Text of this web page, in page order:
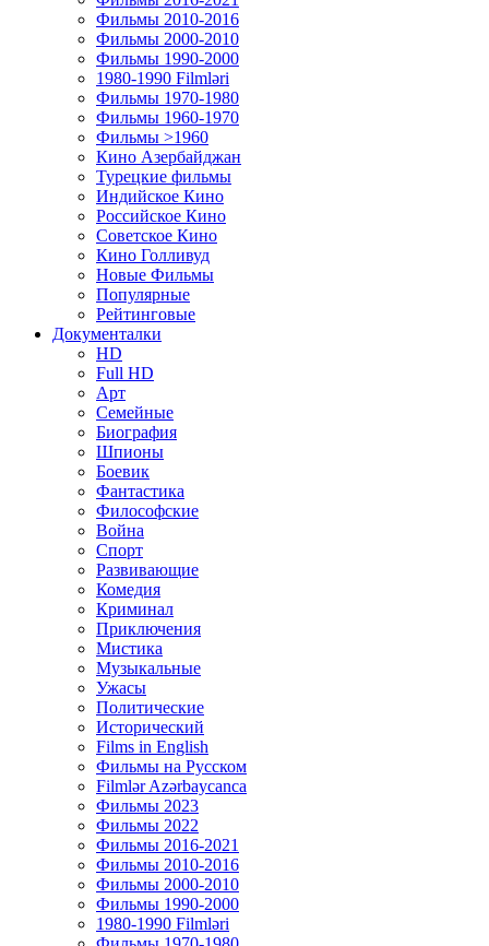
Фильмы 2010-2016
Фильмы 2000-2010
Фильмы 1990-2000
1980-1990 Filmləri
Фильмы 1970-1980
Фильмы 1960-1970
Фильмы >1960
Кино Азербайджан
Турецкие фильмы
Индийское Кино
Российское Кино
Советское Кино
Кино Голливуд
Новые Фильмы
Популярные
Рейтинговые
Документалки
HD
Full HD
Арт
Семейные
Биография
Шпионы
Боевик
Фантастика
Философские
Война
Спорт
Развивающие
Комедия
Криминал
Приключения
Мистика
Музыкальные
Ужасы
Политические
Исторический
Films in English
Фильмы на Русском
Filmlər Azərbaycanca
Фильмы 2023
Фильмы 2022
Фильмы 2016-2021
Фильмы 2010-2016
Фильмы 2000-2010
Фильмы 1990-2000
1980-1990 Filmləri